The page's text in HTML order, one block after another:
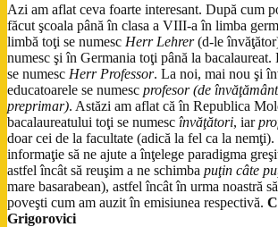
Azi am aflat ceva foarte interesant. După cum
făcut şcoala până în clasa a VIII-a în limba
limbă toţi se numesc Herr Lehrer(d-le
numesc şi în Germania toţi până la bacalaureat.
se numesc Herr Professor. La noi, mai nou şi
educatoarele se numesc profesor (de
preprimar). Astăzi am aflat că în Republica
bacalaureatului toţi se numesc învăţători, iar
doar cei de la facultate (adică la fel ca la nemţi).
informaţie să ne ajute a înţelege paradigma
astfel încât să reuşim a ne schimba puţin câte
mare basarabean), astfel încât în urma noastră
poveşti cum am auzit în emisiunea respectivă.
Grigorovici